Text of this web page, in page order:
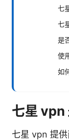
七
七
是
使
如
七星 vpn
七星 vpn 提